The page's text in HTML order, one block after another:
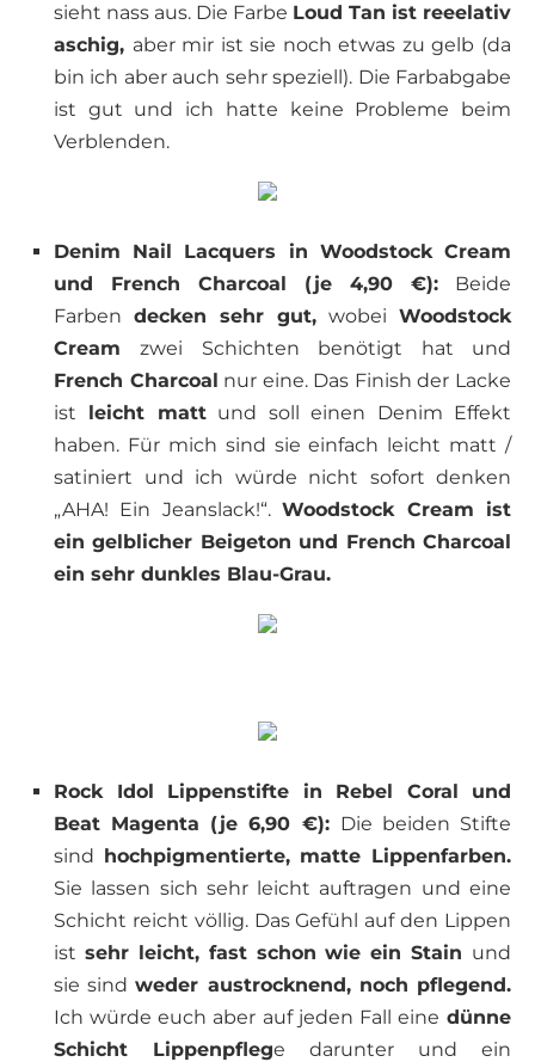
sieht nass aus. Die Farbe Loud Tan ist reeelativ
aschig, aber mir ist sie noch etwas zu gelb (da
bin ich aber auch sehr speziell). Die Farbabgabe
ist gut und ich hatte keine Probleme beim
Verblenden.
Denim Nail Lacquers in Woodstock Cream
und French Charcoal (je 4,90 €): Beide
Farben decken sehr gut, wobei Woodstock
Creamzwei Schichten benötigt hat und
French Charcoal nur eine. Das Finish der Lacke
ist leicht mattund soll einen Denim Effekt
haben. Für mich sind sie einfach leicht matt /
satiniert und ich würde nicht sofort denken
„AHA! Ein Jeanslack!“.Woodstock Cream ist
ein gelblicher Beigeton und French Charcoal
ein sehr dunkles Blau-Grau.
Rock Idol Lippenstifte in Rebel Coral und
Beat Magenta (je 6,90 €): Die beiden Stifte
sind hochpigmentierte, matte Lippenfarben.
Sie lassen sich sehr leicht auftragen und eine
Schicht reicht völlig. Das Gefühl auf den Lippen
ist sehr leicht, fast schon wie ein Stain und
sie sindweder austrocknend, noch pflegend.
Ich würde euch aber auf jeden Fall eine dünne
Schicht Lippenpflege darunter und ein